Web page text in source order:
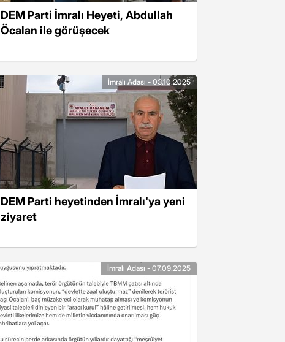
DEM Parti İmralı Heyeti, Abdullah
Öcalan ile görüşecek
DEM Parti heyetinden İmralı'ya yeni
ziyaret
İmralı Adası - 03.10.2025
İmralı Adası - 07.09.2025